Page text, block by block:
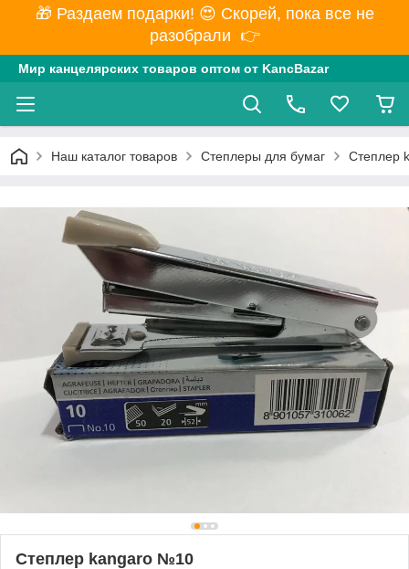
🎁 Раздаем подарки! 😍 Скорей, пока все не
разобрали 👉
Мир канцелярских товаров оптом от KancBazar
Наш каталог товаров Степлеры для бумаг Степлер
Степлер kangaro №10